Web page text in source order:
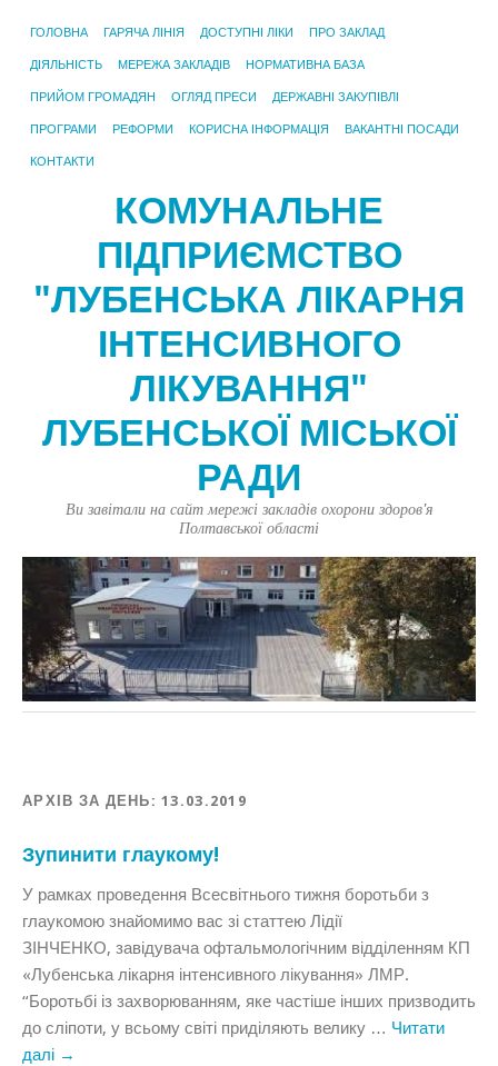
ГОЛОВНА ГАРЯЧА ЛІНІЯ ДОСТУПНІ ЛІКИ ПРО ЗАКЛАД
ДІЯЛЬНІСТЬ МЕРЕЖА ЗАКЛАДІВ НОРМАТИВНА БАЗА
ПРИЙОМ ГРОМАДЯН ОГЛЯД ПРЕСИ ДЕРЖАВНІ ЗАКУПІВЛІ
ПРОГРАМИ РЕФОРМИ КОРИСНА ІНФОРМАЦІЯ ВАКАНТНІ ПОСАДИ
КОНТАКТИ
КОМУНАЛЬНЕ
ПІДПРИЄМСТВО
"ЛУБЕНСЬКА ЛІКАРНЯ
ІНТЕНСИВНОГО
ЛІКУВАННЯ"
ЛУБЕНСЬКОЇ МІСЬКОЇ
РАДИ
Ви завітали на сайт мережі закладів охорони здоров'я
Полтавської області
АРХІВ ЗА ДЕНЬ:13.03.2019
Зупинити глаукому!
У рамках проведення Всесвітнього тижня боротьби з
глаукомою знайомимо вас зі статтею Лідії
ЗІНЧЕНКО, завідувача офтальмологічним відділенням КП
«Лубенська лікарня інтенсивного лікування» ЛМР.
“Боротьбі із захворюванням, яке частіше інших призводить
до сліпоти, у всьому світі приділяють велику … Читати
далі →